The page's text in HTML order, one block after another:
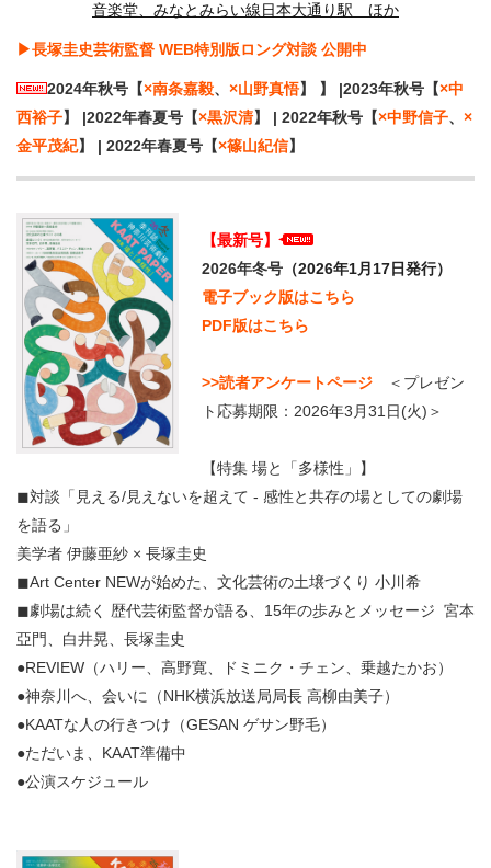
・ よくある質問
・ フロアマップ
・ レストラン/カフェ
音楽堂、みなとみらい線日本大通り駅 ほか
▶長塚圭史芸術監督 WEB特別版ロング対談 公開中
2024年秋号【×南条嘉毅、 ×山野真悟】 】 |2023年秋号【×中
西裕子】 |2022年春夏号【×黒沢清】 | 2022年秋号【×中野信子、 ×
金平茂紀】 | 2022年春夏号【×篠山紀信】
【最新号】
2026年冬号（2026年1月17日発行）
電子ブック版はこちら
PDF版はこちら
>>読者アンケートページ＜プレゼン
ト応募期限：2026年3月31日(火)＞
【特集 場と「多様性」】
◼︎対談「見える/見えないを超えて - 感性と共存の場としての劇場
を語る」
美学者 伊藤亜紗 × 長塚圭史
◼︎Art Center NEWが始めた、文化芸術の土壌づくり 小川希
◼劇場は続く 歴代芸術監督が語る、15年の歩みとメッセージ 宮本
亞門、白井晃、長塚圭史
●REVIEW（ハリー、高野寛、ドミニク・チェン、乗越たかお）
●神奈川へ、会いに（NHK横浜放送局局長 高柳由美子）
●KAATな人の行きつけ（GESAN ゲサン野毛）
●ただいま、KAAT準備中
●公演スケジュール